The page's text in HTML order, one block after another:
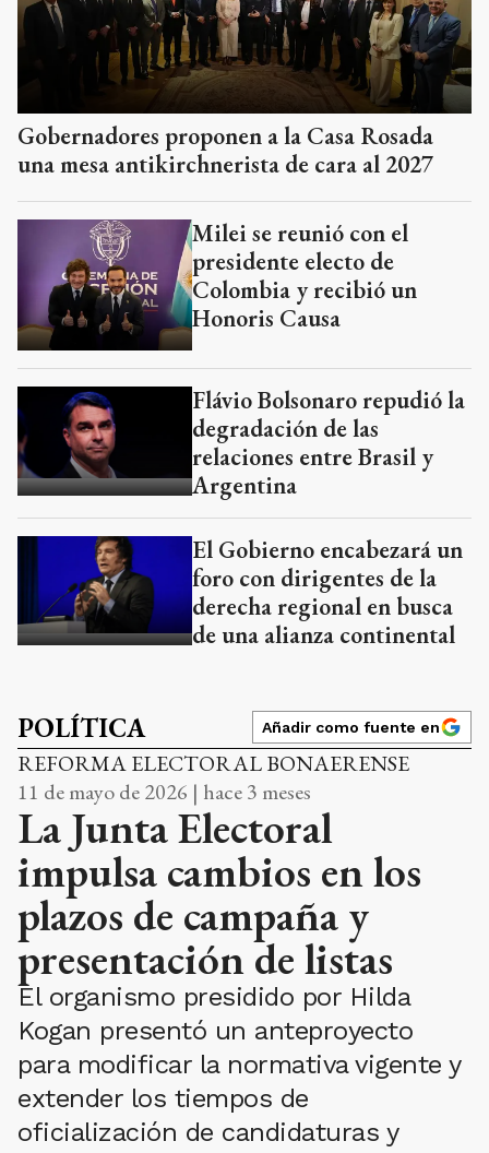
Gobernadores proponen a la Casa Rosada
una mesa antikirchnerista de cara al 2027
Milei se reunió con el
presidente electo de
Colombia y recibió un
Honoris Causa
Flávio Bolsonaro repudió la
degradación de las
relaciones entre Brasil y
Argentina
El Gobierno encabezará un
foro con dirigentes de la
derecha regional en busca
de una alianza continental
POLÍTICA Añadir como fuente en
REFORMA ELECTORAL BONAERENSE
11 de mayo de 2026 | hace 3 meses
La Junta Electoral
impulsa cambios en los
plazos de campaña y
presentación de listas
El organismo presidido por Hilda
Kogan presentó un anteproyecto
para modificar la normativa vigente y
extender los tiempos de
oficialización de candidaturas y